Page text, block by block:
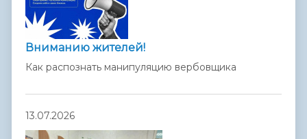
Вниманию жителей!
Как распознать манипуляцию вербовщика
13.07.2026